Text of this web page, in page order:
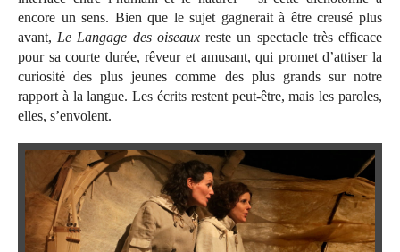
encore un sens. Bien que le sujet gagnerait à être creusé plus
avant, Le Langage des oiseauxreste un spectacle très efficace
pour sa courte durée, rêveur et amusant, qui promet d’attiser la
curiosité des plus jeunes comme des plus grands sur notre
rapport à la langue. Les écrits restent peut-être, mais les paroles,
elles, s’envolent.